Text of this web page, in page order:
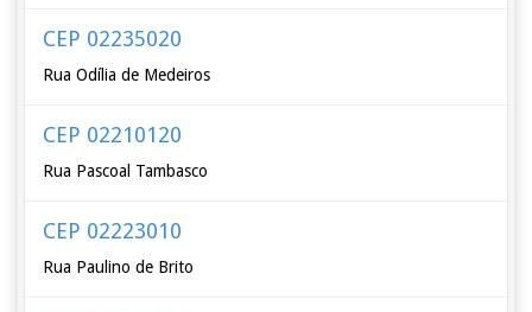
CEP 02235020
Rua Odília de Medeiros
CEP 02210120
Rua Pascoal Tambasco
CEP 02223010
Rua Paulino de Brito